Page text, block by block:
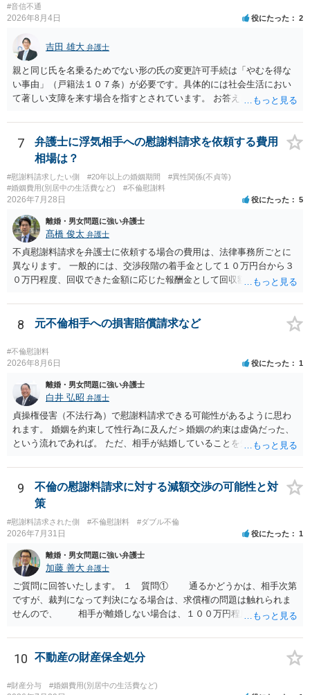
変更許可の場合、あなたは現在の戸籍からもう一方の親への戸籍に入
籍する（戻る）という戸籍変動になるため、成人した子からの変更許
可申立てにおいては、入籍先である親（及びそこに同籍している配偶
者や15歳以上の子）の同意があるかどうかが重視されるケースが多い
です。 (2)については、「やむを得ない事由」が必要とされます。これ
は、名の変更許可よりも厳重な要件であるとされ、本件のような精神
的・心理的な理由ではなかなかハードルが高いところですが、親から
性的虐待を受けていたケースで氏変更を許可した事案がありますの
立て前に分籍届によってあなたの単独戸籍を編成しておく必要がある
でしょう。 法的に検討すべき課題が多いため、弁護士へ相談されるこ
とをお勧めします。
#音信不通
2026年8月4日 役にたった 2
吉田 雄大 弁護士
親と同じ氏を名乗るためでない形の氏の変更許可手続は「やむを得な
い事由」（戸籍法１０７条）が必要です。具体的には社会生活におい
て著しい支障を来す場合を指すとされています。 お答えとしては、理
支障」の具体的判断の中で、現在の氏を使い続けることがなぜよくな
いのかが審理判断されることになる、というものになります。
7
弁護士に浮気相手への慰謝料請求を依頼する費用
相場は？
#慰謝料請求したい側 #20年以上の婚姻期間
#異性関係(不貞等)
#婚姻費用(別居中の生活費など)
#不倫慰謝料
2026年7月28日 役にたった 5
離婚・男女問題に強い弁護士
髙橋 俊太 弁護士
不貞慰謝料請求を弁護士に依頼する場合の費用は、法律事務所ごとに
異なります。 一般的には、交渉段階の着手金として１０万円台から３
０万円程度、回収できた金額に応じた報酬金として回収額の１０％か
には、追加着手金や日当、実費が発生することもあります。 もっと
も、証拠が十分にあるか、相手方の住所・勤務先が分かるか、慰謝料
額、離婚の有無、交渉で終わるか訴訟まで見込むかによって、費用は
変わり得ます。依頼前に、交渉だけの場合、訴訟になった場合、回収
できなかった場合の費用を確認しておくとよいでしょう。 弁護士選び
通しを過度に楽観的に言い過ぎないか、質問に具体的に答えてくれる
か、連絡方法（メール、電話、弁護士直接か事務局員を介するかな
ど）や対応スピードが合うかを確認するとよいと思います。いずれに
しましても、弁護士への相談・依頼にあたっては、証拠資料、夫と相
手方の関係、相手方の氏名・住所等、夫婦関係への影響、離婚予定の
8 元不倫相手への損害賠償請求など
#不倫慰謝料
2026年8月6日 役にたった 1
離婚・男女問題に強い弁護士
白井 弘昭 弁護士
貞操権侵害（不法行為）で慰謝料請求できる可能性があるように思わ
れます。 婚姻を約束して性行為に及んだ＞婚姻の約束は虚偽だった、
という流れであれば。 ただ、相手が結婚していることを知って行為に
性も認められそうですので、あまり慰謝料は高額にならないように思
われます。 一度、最寄りの弁護士に相談してみてください。
9
不倫の慰謝料請求に対する減額交渉の可能性と対
策
#慰謝料請求された側 #不倫慰謝料 #ダブル不倫
2026年7月31日 役にたった 1
離婚・男女問題に強い弁護士
加藤 善大 弁護士
ご質問に回答いたします。 １ 質問① 通るかどうかは、相手次第
ですが、裁判になって判決になる場合は、求償権の問題は触れられま
せんので、 相手が離婚しない場合は、１００万円程度となる可能
するデメリットはありますから（経済的、時間的、精神的負担等）、
反対にご自身が、裁判も辞さずという姿勢を示すことで、プラス
に働く可能性は有り得ます。 交渉で解決する多くの場合は、相手
が弁護士に依頼しているケースで、５０万円以下で合意できる場合は
10 不動産の財産保全処分
#財産分与 #婚姻費用(別居中の生活費など)